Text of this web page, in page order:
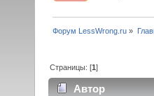
Форум LessWrong.ru »
Страницы: [1]
Автор